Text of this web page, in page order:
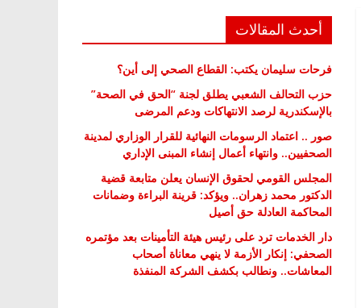
أحدث المقالات
فرحات سليمان يكتب: القطاع الصحي إلى أين؟
حزب التحالف الشعبي يطلق لجنة “الحق في الصحة”
بالإسكندرية لرصد الانتهاكات ودعم المرضى
صور .. اعتماد الرسومات النهائية للقرار الوزاري لمدينة
الصحفيين.. وانتهاء أعمال إنشاء المبنى الإداري
المجلس القومي لحقوق الإنسان يعلن متابعة قضية
الدكتور محمد زهران.. ويؤكد: قرينة البراءة وضمانات
المحاكمة العادلة حق أصيل
دار الخدمات ترد على رئيس هيئة التأمينات بعد مؤتمره
الصحفي: إنكار الأزمة لا ينهي معاناة أصحاب
المعاشات.. ونطالب بكشف الشركة المنفذة